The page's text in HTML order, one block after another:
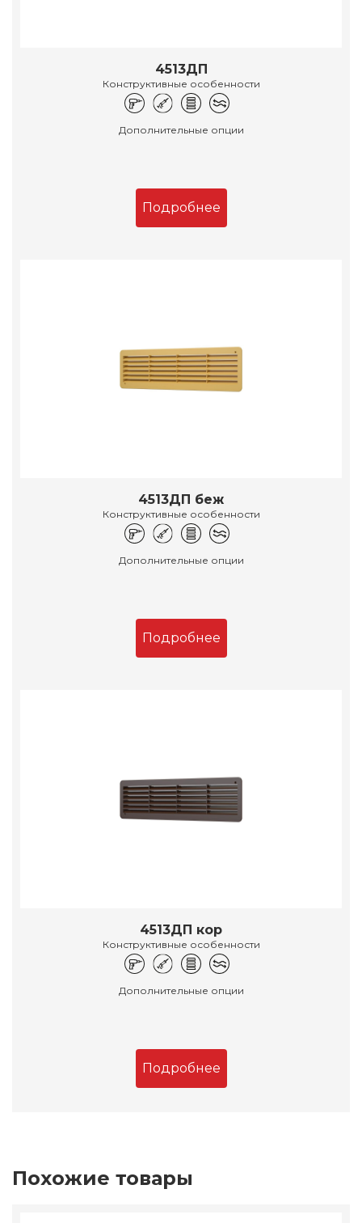
4513ДП
Конструктивные особенности
Дополнительные опции
Подробнее
4513ДП беж
Конструктивные особенности
Дополнительные опции
Подробнее
4513ДП кор
Конструктивные особенности
Дополнительные опции
Подробнее
Похожие товары